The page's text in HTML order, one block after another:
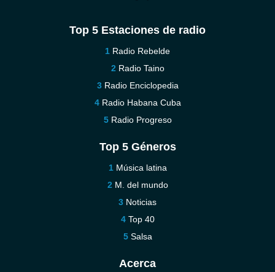
Top 5 Estaciones de radio
Radio Rebelde
Radio Taino
Radio Enciclopedia
Radio Habana Cuba
Radio Progreso
Top 5 Géneros
Música latina
M. del mundo
Noticias
Top 40
Salsa
Acerca